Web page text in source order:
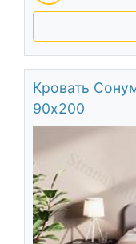
Кровать
90х200